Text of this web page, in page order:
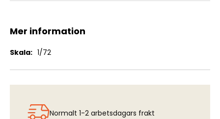
Mer information
Mer
1/72
Normalt 1-2 arbetsdagars frakt